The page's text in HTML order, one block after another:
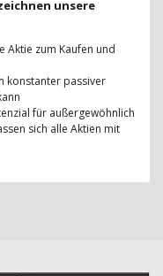
unsere
Aktie zum Kaufen und
konstanter passiver
für außergewöhnlich
sich alle Aktien mit